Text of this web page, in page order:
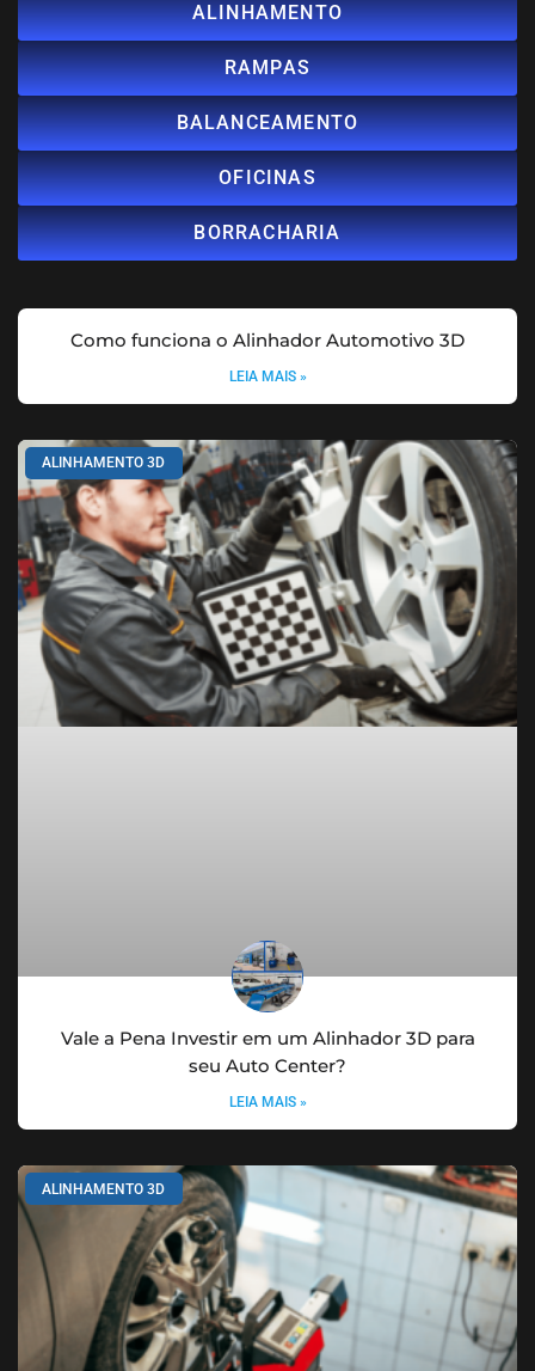
ALINHAMENTO
RAMPAS
BALANCEAMENTO
OFICINAS
BORRACHARIA
Como funciona o Alinhador Automotivo 3D
LEIA MAIS »
ALINHAMENTO 3D
Vale a Pena Investir em um Alinhador 3D para
seu Auto Center?
LEIA MAIS »
ALINHAMENTO 3D